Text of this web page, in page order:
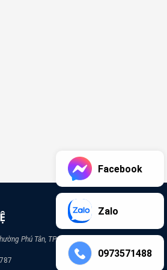
Phú Tân, TP Bình Dương
Facebook
Zalo
0973571488